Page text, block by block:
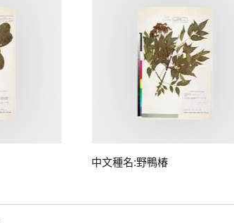
中文種名:野鴨椿